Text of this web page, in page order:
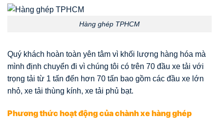
Hàng ghép TPHCM
Quý khách hoàn toàn yên tâm vì khối lượng hàng hóa mà
mình định chuyển đi vì chúng tôi có trên 70 đầu xe tải với
trọng tải từ 1 tấn đến hơn 70 tấn bao gồm các đầu xe lớn
nhỏ, xe tải thùng kính, xe tải phủ bạt.
Phương thức hoạt động của chành xe hàng ghép